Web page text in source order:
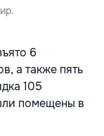
6
а также пять
105
помещены в